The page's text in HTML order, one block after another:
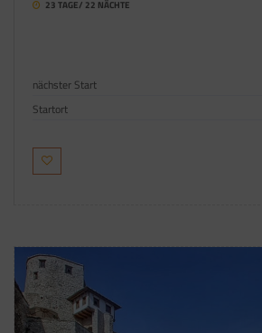
23 TAGE/ 22 NÄCHTE
nächster Start
Startort